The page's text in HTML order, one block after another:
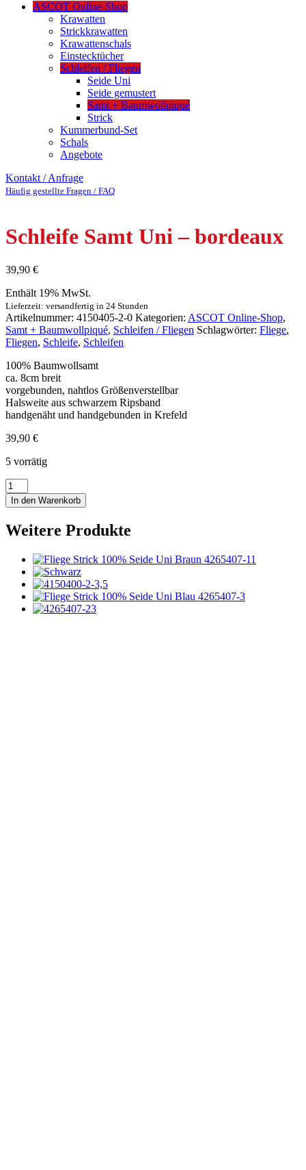
ASCOT Online-Shop
Krawatten
Strickkrawatten
Krawattenschals
Einstecktücher
Schleifen / Fliegen
Seide Uni
Seide gemustert
Samt + Baumwollpiqué
Strick
Kummerbund-Set
Schals
Angebote
Kontakt / Anfrage
Häufig gestellte Fragen / FAQ
Schleife Samt Uni – bordeaux
39,90 €
Enthält 19% MwSt.
Lieferzeit: versandfertig in 24 Stunden
Artikelnummer: 4150405-2-0 Kategorien: ASCOT Online-Shop,
Samt + Baumwollpiqué, Schleifen / Fliegen Schlagwörter: Fliege,
Fliegen, Schleife, Schleifen
100% Baumwollsamt
ca. 8cm breit
vorgebunden, nahtlos Größenverstellbar
Halsweite aus schwarzem Ripsband
handgenäht und handgebunden in Krefeld
39,90 €
5 vorrätig
Schleife
Samt
Uni
bordeaux
In den Warenkorb
Weitere Produkte